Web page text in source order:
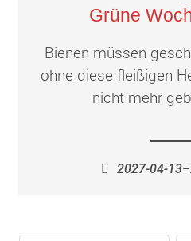
Grüne
Bienen müssen
ohne diese fleißigen
nicht mehr
2027-04-